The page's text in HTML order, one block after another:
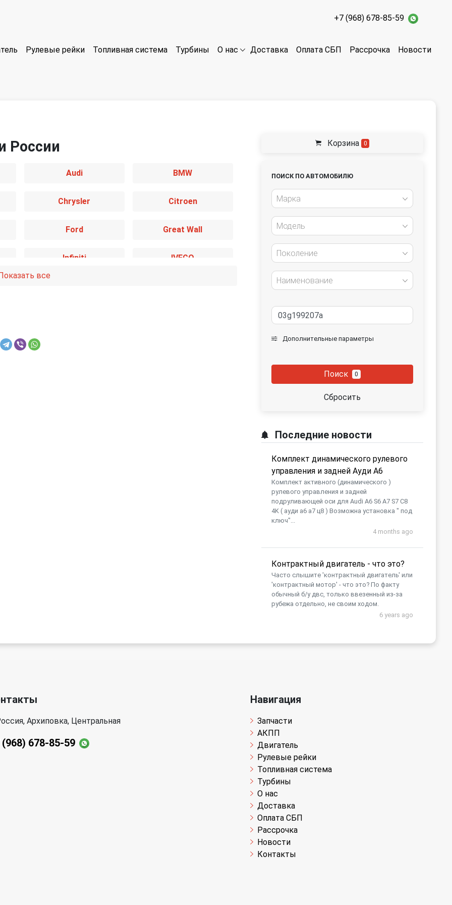
+7 (968) 678-85-59
Рулевые рейки Топливная система Турбины О нас Доставка Оплата СБП Рассрочка Новости
России
Audi BMW
Chrysler Citroen
Ford Great Wall
Infiniti IVECO
Показать все
Корзина 0
ПОИСК ПО АВТОМОБИЛЮ
Марка
Модель
Поколение
Наименование
Дополнительные параметры
Поиск 0
Сбросить
Последние новости
Комплект динамического рулевого
управления и задней Ауди А6
Комплект активного (динамического )
рулевого управления и задней
подруливающей оси для Audi A6 S6 A7 S7 C8
4K ( ауди а6 а7 ц8 ) Возможна установка " под
ключ"...
4 months ago
Контрактный двигатель - что это?
Часто слышите 'контрактный двигатель' или
'контрактный мотор' - что это? По факту
обычный б/у двс, только ввезенный из-за
рубежа отдельно, не своим ходом.
6 years ago
Архиповка, Центральная
(968) 678-85-59
Навигация
Запчасти
АКПП
Двигатель
Рулевые рейки
Топливная система
Турбины
О нас
Доставка
Оплата СБП
Рассрочка
Новости
Контакты